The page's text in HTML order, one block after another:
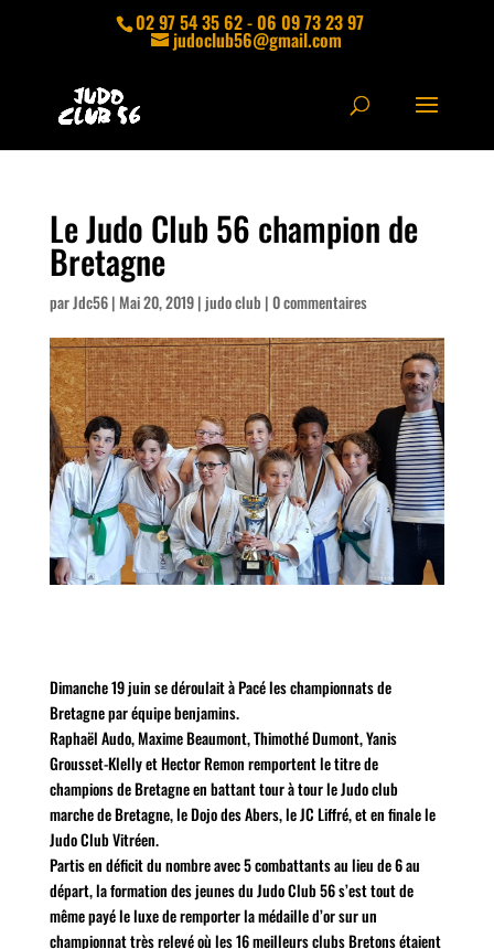
02 97 54 35 62 - 06 09 73 23 97
judoclub56@gmail.com
Le Judo Club 56 champion de
Bretagne
parJdc56| Mai 20, 2019| judo club |0 commentaires
Dimanche 19 juin se déroulait à Pacé les championnats de
Bretagne par équipe benjamins.
Raphaël Audo, Maxime Beaumont, Thimothé Dumont, Yanis
Grousset-Klelly et Hector Remon remportent le titre de
champions de Bretagne en battant tour à tour le Judo club
marche de Bretagne, le Dojo des Abers, le JC Liffré, et en finale le
Judo Club Vitréen.
Partis en déficit du nombre avec 5 combattants au lieu de 6 au
départ, la formation des jeunes du Judo Club 56 s’est tout de
même payé le luxe de remporter la médaille d’or sur un
championnat très relevé où les 16 meilleurs clubs Bretons étaient